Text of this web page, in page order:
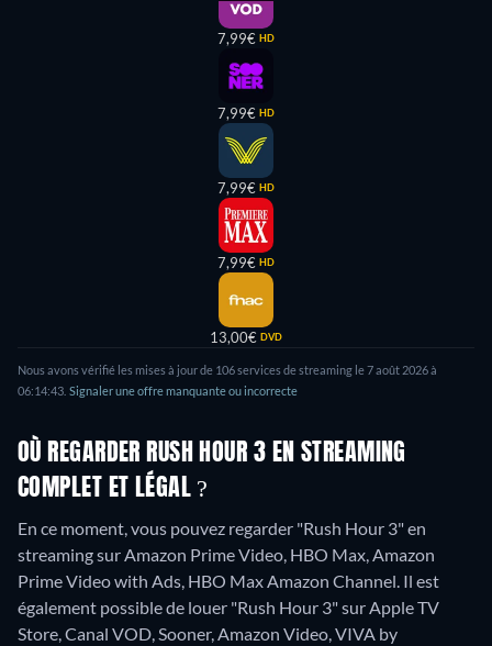
7,99€ HD
7,99€ HD
7,99€ HD
7,99€ HD
13,00€ DVD
Nous avons vérifié les mises à jour de 106 services de streaming le 7 août 2026 à
06:14:43. Signaler une offre manquante ou incorrecte
OÙ REGARDER RUSH HOUR 3 EN STREAMING
COMPLET ET LÉGAL ?
En ce moment, vous pouvez regarder "Rush Hour 3" en
streaming sur Amazon Prime Video, HBO Max, Amazon
Prime Video with Ads, HBO Max Amazon Channel. Il est
également possible de louer "Rush Hour 3" sur Apple TV
Store, Canal VOD, Sooner, Amazon Video, VIVA by